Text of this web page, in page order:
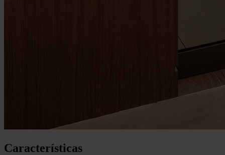
Características